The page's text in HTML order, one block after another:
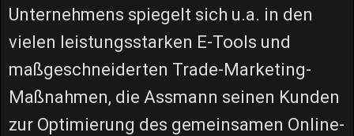
Unternehmens spiegelt sich u.a. in den
vielen leistungsstarken E-Tools und
maßgeschneiderten Trade-Marketing-
Maßnahmen, die Assmann seinen Kunden
zur Optimierung des gemeinsamen Online-